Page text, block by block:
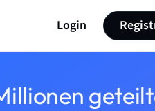
Login